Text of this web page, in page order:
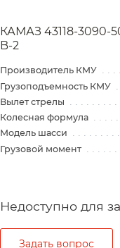
КАМАЗ 43118-3090-
B-2
Производитель КМУ
Грузоподъемность КМУ
Вылет стрелы
Колесная формула
Модель шасси
Грузовой момент
Задать вопрос